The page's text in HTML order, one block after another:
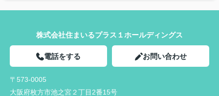
株式会社住まいるプラス１ホールディングス
電話をする お問い合わせ
〒573-0005
大阪府枚方市池之宮２丁目2番15号